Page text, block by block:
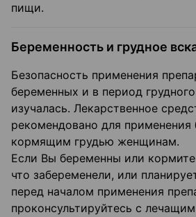
пищи.
Беременность и грудное
Безопасность применения
беременных и в период
изучалась. Лекарственное
рекомендовано для
кормящим грудью женщинам.
Если Вы беременны или
что забеременели, или
перед началом применения
проконсультируйтесь с